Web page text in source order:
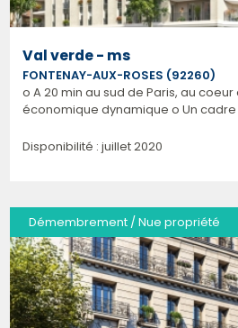
Val verde - ms
FONTENAY-AUX-ROSES (92260)
o A 20 min au sud de Paris, au
économique dynamique o Un cadre
Disponibilité : juillet 2020
Démembrement / Nue propriété